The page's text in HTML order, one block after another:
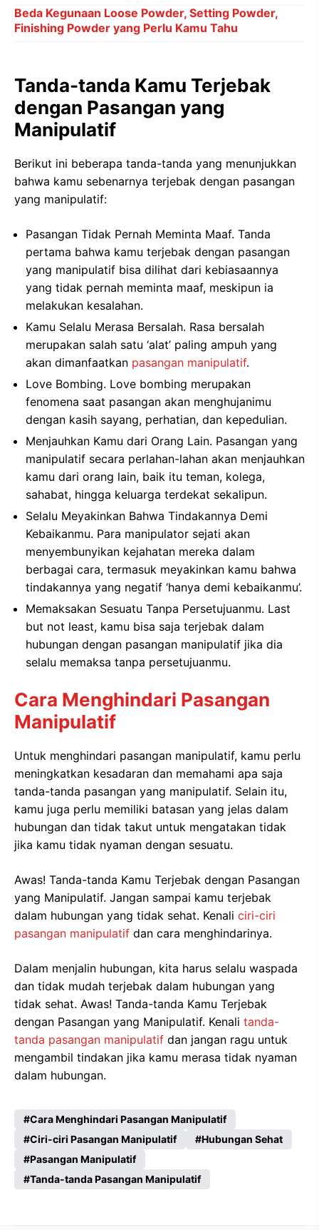
Beda Kegunaan Loose Powder, Setting Powder,
Finishing Powder yang Perlu Kamu Tahu
Tanda-tanda Kamu Terjebak
dengan Pasangan yang
Manipulatif
Berikut ini beberapa tanda-tanda yang menunjukkan
bahwa kamu sebenarnya terjebak dengan pasangan
yang manipulatif:
Pasangan Tidak Pernah Meminta Maaf. Tanda
pertama bahwa kamu terjebak dengan pasangan
yang manipulatif bisa dilihat dari kebiasaannya
yang tidak pernah meminta maaf, meskipun ia
melakukan kesalahan.
Kamu Selalu Merasa Bersalah. Rasa bersalah
merupakan salah satu ‘alat’ paling ampuh yang
akan dimanfaatkan pasangan manipulatif.
Love Bombing. Love bombing merupakan
fenomena saat pasangan akan menghujanimu
dengan kasih sayang, perhatian, dan kepedulian.
Menjauhkan Kamu dari Orang Lain. Pasangan yang
manipulatif secara perlahan-lahan akan menjauhkan
kamu dari orang lain, baik itu teman, kolega,
sahabat, hingga keluarga terdekat sekalipun.
Selalu Meyakinkan Bahwa Tindakannya Demi
Kebaikanmu. Para manipulator sejati akan
menyembunyikan kejahatan mereka dalam
berbagai cara, termasuk meyakinkan kamu bahwa
tindakannya yang negatif ‘hanya demi kebaikanmu’.
Memaksakan Sesuatu Tanpa Persetujuanmu. Last
but not least, kamu bisa saja terjebak dalam
hubungan dengan pasangan manipulatif jika dia
selalu memaksa tanpa persetujuanmu.
Cara Menghindari Pasangan
Manipulatif
Untuk menghindari pasangan manipulatif, kamu perlu
meningkatkan kesadaran dan memahami apa saja
tanda-tanda pasangan yang manipulatif. Selain itu,
kamu juga perlu memiliki batasan yang jelas dalam
hubungan dan tidak takut untuk mengatakan tidak
jika kamu tidak nyaman dengan sesuatu.
Awas! Tanda-tanda Kamu Terjebak dengan Pasangan
yang Manipulatif. Jangan sampai kamu terjebak
dalam hubungan yang tidak sehat. Kenali ciri-ciri
pasangan manipulatif dan cara menghindarinya.
Dalam menjalin hubungan, kita harus selalu waspada
dan tidak mudah terjebak dalam hubungan yang
tidak sehat. Awas! Tanda-tanda Kamu Terjebak
dengan Pasangan yang Manipulatif. Kenali tanda-
tanda pasangan manipulatif dan jangan ragu untuk
mengambil tindakan jika kamu merasa tidak nyaman
dalam hubungan.
Cara Menghindari Pasangan Manipulatif
Ciri-ciri Pasangan Manipulatif
Hubungan Sehat
Pasangan Manipulatif
Tanda-tanda Pasangan Manipulatif